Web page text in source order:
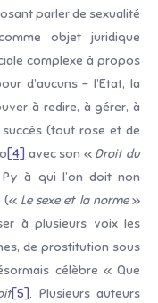
parler de sexualité
objet juridique
complexe à propos
d’aucuns – l’Etat, la
à redire, à gérer, à
(tout rose et de
[4] avec son « Droit du
à qui l’on doit non
(« Le sexe et la norme»
à plusieurs voix les
de prostitution sous
célèbre « Que
[5]. Plusieurs auteurs